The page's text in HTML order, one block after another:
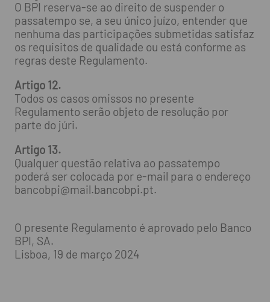
O BPI reserva-se ao direito de suspender o
passatempo se, a seu único juízo, entender que
nenhuma das participações submetidas satisfaz
os requisitos de qualidade ou está conforme as
regras deste Regulamento.
Artigo 12.
Todos os casos omissos no presente
Regulamento serão objeto de resolução por
parte do júri.
Artigo 13.
Qualquer questão relativa ao passatempo
poderá ser colocada por e-mail para o endereço
bancobpi@mail.bancobpi.pt.
O presente Regulamento é aprovado pelo Banco
BPI, SA.
Lisboa, 19 de março 2024